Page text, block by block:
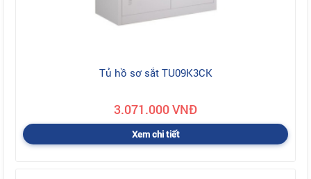
Tủ hồ sơ sắt TU09K3CK
3.071.000 VNĐ
Xem chi tiết